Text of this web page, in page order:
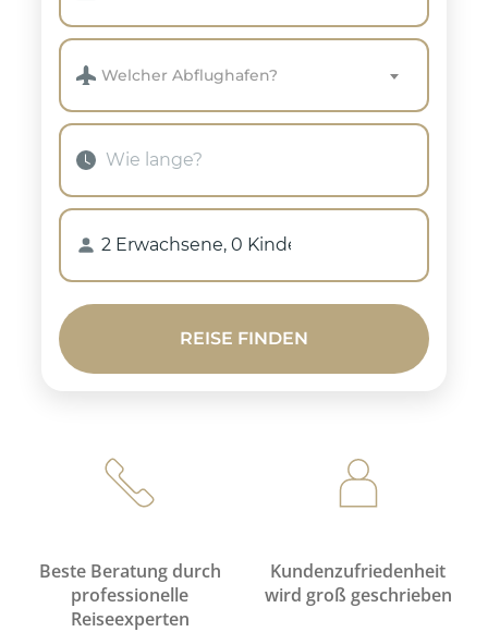
Welcher Abflughafen?
Beste Beratung durch
professionelle
Reiseexperten
Kundenzufriedenheit
wird groß geschrieben